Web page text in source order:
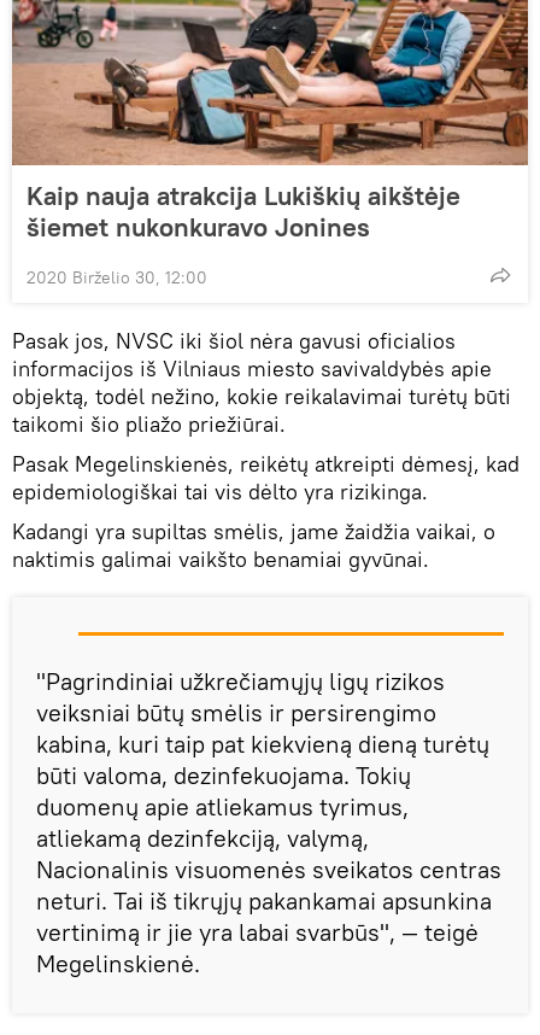
Kaip nauja atrakcija Lukiškių aikštėje
šiemet nukonkuravo Jonines
2020 Birželio 30, 12:00
Pasak jos, NVSC iki šiol nėra gavusi oficialios
informacijos iš Vilniaus miesto savivaldybės apie
objektą, todėl nežino, kokie reikalavimai turėtų būti
taikomi šio pliažo priežiūrai.
Pasak Megelinskienės, reikėtų atkreipti dėmesį, kad
epidemiologiškai tai vis dėlto yra rizikinga.
Kadangi yra supiltas smėlis, jame žaidžia vaikai, o
naktimis galimai vaikšto benamiai gyvūnai.
"Pagrindiniai užkrečiamųjų ligų rizikos
veiksniai būtų smėlis ir persirengimo
kabina, kuri taip pat kiekvieną dieną turėtų
būti valoma, dezinfekuojama. Tokių
duomenų apie atliekamus tyrimus,
atliekamą dezinfekciją, valymą,
Nacionalinis visuomenės sveikatos centras
neturi. Tai iš tikrųjų pakankamai apsunkina
vertinimą ir jie yra labai svarbūs", — teigė
Megelinskienė.